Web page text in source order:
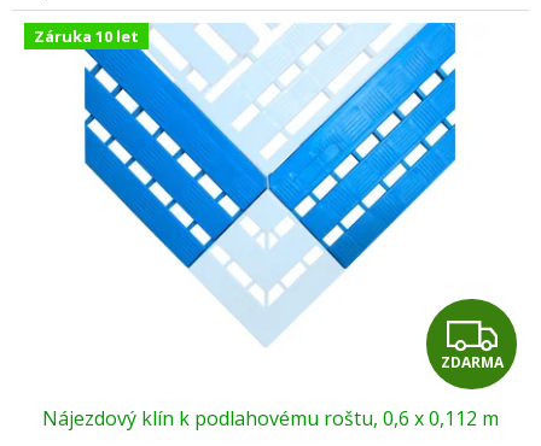
Záruka 10 let
Z
D
ZDARMA
Nájezdový klín k podlahovému roštu, 0,6 x 0,112 m